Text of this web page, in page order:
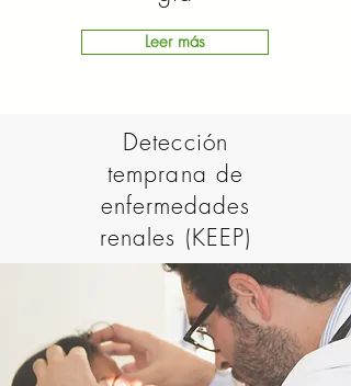
Leer más
Detección
temprana de
enfermedades
renales (KEEP)